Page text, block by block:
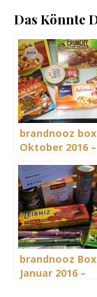
Das Könnte
brandnooz box
Oktober 2016 –
Oktober
brandnooz Box
Januar 2016 –